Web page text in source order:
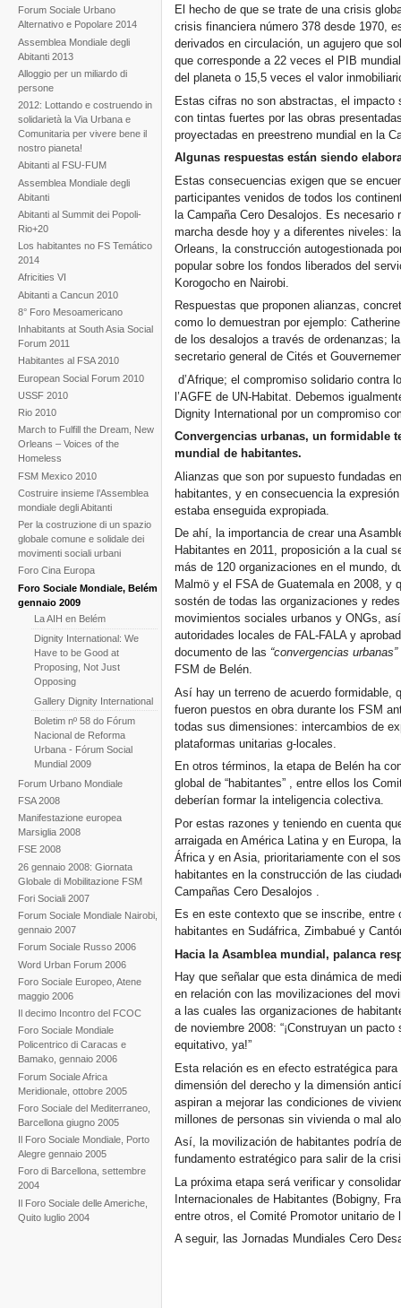
Forum Sociale Urbano
Alternativo e Popolare 2014
Assemblea Mondiale degli
Abitanti 2013
Alloggio per un miliardo di
persone
2012: Lottando e costruendo in
solidarietà la Via Urbana e
Comunitaria per vivere bene il
nostro pianeta!
Abitanti al FSU-FUM
Assemblea Mondiale degli
Abitanti
Abitanti al Summit dei Popoli-
Rio+20
Los habitantes no FS Temático
2014
Africities VI
Abitanti a Cancun 2010
8° Foro Mesoamericano
Inhabitants at South Asia Social
Forum 2011
Habitantes al FSA 2010
European Social Forum 2010
USSF 2010
Rio 2010
March to Fulfill the Dream, New
Orleans – Voices of the
Homeless
FSM Mexico 2010
Costruire insieme l’Assemblea
mondiale degli Abitanti
Per la costruzione di un spazio
globale comune e solidale dei
movimenti sociali urbani
Foro Cina Europa
Foro Sociale Mondiale, Belém
gennaio 2009
La AIH en Belém
Dignity International: We
Have to be Good at
Proposing, Not Just
Opposing
Gallery Dignity International
Boletim nº 58 do Fórum
Nacional de Reforma
Urbana - Fórum Social
Mundial 2009
Forum Urbano Mondiale
FSA 2008
Manifestazione europea
Marsiglia 2008
FSE 2008
26 gennaio 2008: Giornata
Globale di Mobilitazione FSM
Fori Sociali 2007
Forum Sociale Mondiale Nairobi,
gennaio 2007
Forum Sociale Russo 2006
Word Urban Forum 2006
Foro Sociale Europeo, Atene
maggio 2006
Il decimo Incontro del FCOC
Foro Sociale Mondiale
Policentrico di Caracas e
Bamako, gennaio 2006
Forum Sociale Africa
Meridionale, ottobre 2005
Foro Sociale del Mediterraneo,
Barcellona giugno 2005
Il Foro Sociale Mondiale, Porto
Alegre gennaio 2005
Foro di Barcellona, settembre
2004
Il Foro Sociale delle Americhe,
Quito luglio 2004
El hecho de que se trate de una crisis
crisis financiera número 378 desde 1970,
derivados en circulación, un agujero que
que corresponde a 22 veces el PIB
del planeta o 15,5 veces el valor
Estas cifras no son abstractas, el
con tintas fuertes por las obras
proyectadas en preestreno mundial en la
Algunas respuestas están siendo
Estas consecuencias exigen que se
participantes venidos de todos los
la Campaña Cero Desalojos. Es
marcha desde hoy y a diferentes niveles:
Orleans, la construcción autogestionada
popular sobre los fondos liberados del
Korogocho en Nairobi.
Respuestas que proponen alianzas,
como lo demuestran por ejemplo:
de los desalojos a través de ordenanzas;
secretario general de Cités et
d’Afrique; el compromiso solidario contra
l’AGFE de UN-Habitat. Debemos
Dignity International por un compromiso
Convergencias urbanas, un formidable
mundial de habitantes.
Alianzas que son por supuesto fundadas
habitantes, y en consecuencia la
estaba enseguida expropiada.
De ahí, la importancia de crear una
Habitantes en 2011, proposición a la cual
más de 120 organizaciones en el mundo,
Malmö y el FSA de Guatemala en 2008, y
sostén de todas las organizaciones y
movimientos sociales urbanos y ONGs,
autoridades locales de FAL-FALA y
documento de las “convergencias urbanas”
FSM de Belén.
Así hay un terreno de acuerdo formidable,
fueron puestos en obra durante los FSM
todas sus dimensiones: intercambios de
plataformas unitarias g-locales.
En otros términos, la etapa de Belén ha
global de “habitantes” , entre ellos los
deberían formar la inteligencia colectiva.
Por estas razones y teniendo en cuenta
arraigada en América Latina y en Europa,
África y en Asia, prioritariamente con el
habitantes en la construcción de las
Campañas Cero Desalojos .
Es en este contexto que se inscribe,
habitantes en Sudáfrica, Zimbabué y
Hacia la Asamblea mundial, palanca
Hay que señalar que esta dinámica de
en relación con las movilizaciones del
a las cuales las organizaciones de
de noviembre 2008: “¡Construyan un
equitativo, ya!”
Esta relación es en efecto estratégica
dimensión del derecho y la dimensión
aspiran a mejorar las condiciones de
millones de personas sin vivienda o mal
Así, la movilización de habitantes podría
fundamento estratégico para salir de la
La próxima etapa será verificar y
Internacionales de Habitantes (Bobigny,
entre otros, el Comité Promotor unitario de
A seguir, las Jornadas Mundiales Cero